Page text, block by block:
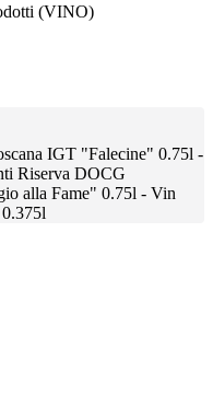
(VINO)
IGT "Falecine" 0.75l -
Riserva DOCG
alla Fame" 0.75l - Vin